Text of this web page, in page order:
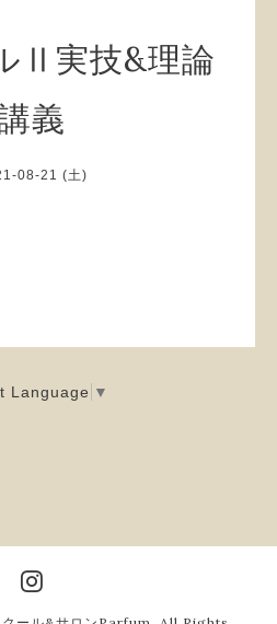
Ⅱ実技&理論
義
08-21 (土)
Language ▼